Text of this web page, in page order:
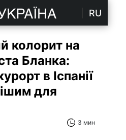
RU
колорит на
Бланка:
в Іспанії
для
3 мин